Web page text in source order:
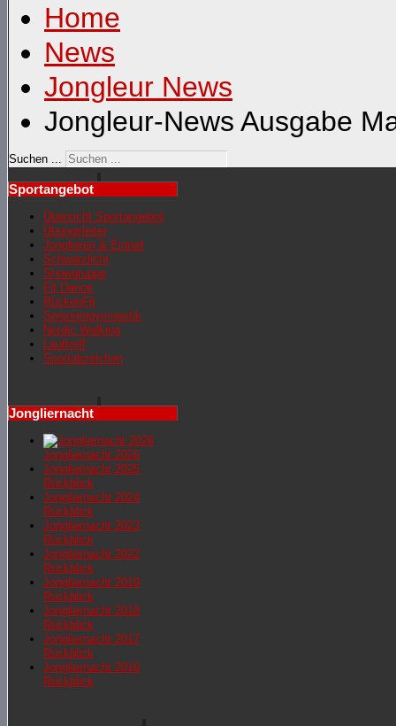
Home
News
Jongleur News
Jongleur-News Ausgabe
Suchen ...
Sportangebot
Übersicht Sportangebot
Übungsleiter
Jonglieren & Einrad
Schwarzlicht
Showgruppe
Fit Dance
RückenFit
Seniorengymnastik
Nordic Walking
Lauftreff
Sportabzeichen
Jongliernacht
Jongliernacht 2026
Jongliernachr 2025
Rückblick
Jongliernacht 2024
Rückblick
Jongliernacht 2023
Rückblick
Jongliernacht 2022
Rückblick
Jongliernacht 2019
Rückblick
Jongliernacht 2018
Rückblick
Jongliernacht 2017
Rückblick
Jongliernacht 2016
Rückblick